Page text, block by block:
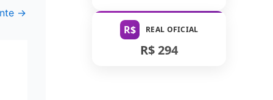
→
R$ REAL OFICIAL
R$ 294